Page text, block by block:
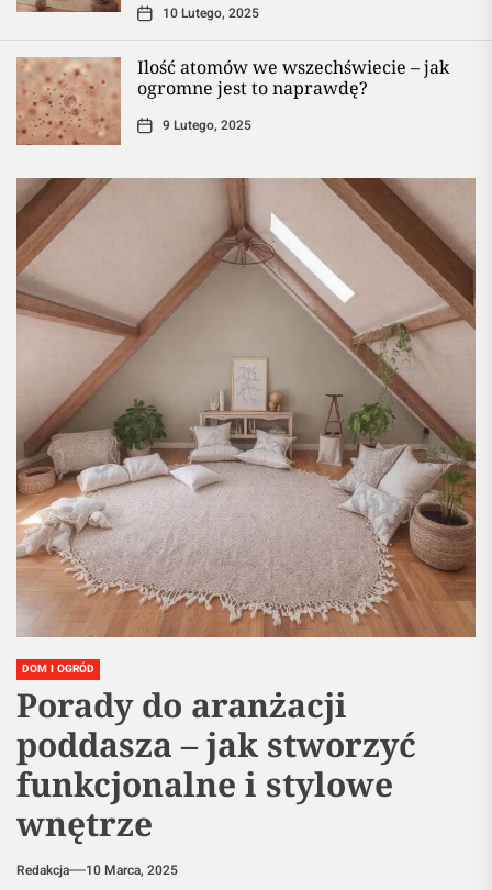
10 Lutego, 2025
Ilość atomów we wszechświecie – jak
ogromne jest to naprawdę?
9 Lutego, 2025
DOM I OGRÓD
Porady do aranżacji
poddasza – jak stworzyć
funkcjonalne i stylowe
wnętrze
Redakcja 10 Marca, 2025